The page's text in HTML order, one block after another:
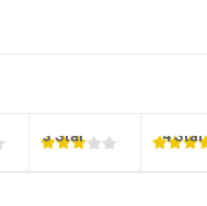
3 Star 4 Star